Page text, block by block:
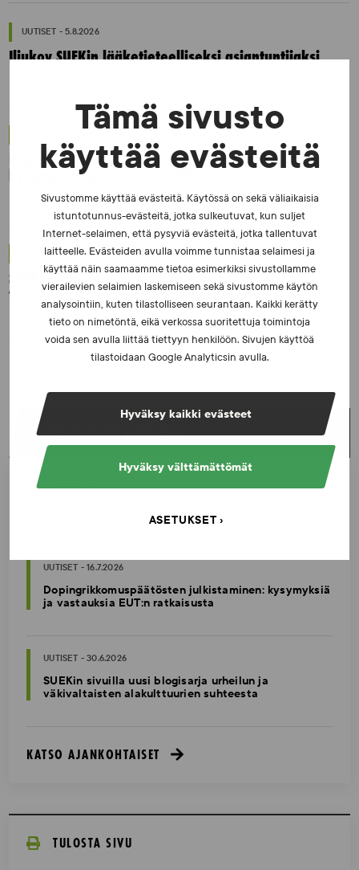
Tämä sivusto
käyttää evästeitä
Sivustomme käyttää evästeitä. Käytössä on sekä väliaikaisia
istuntotunnus-evästeitä, jotka sulkeutuvat, kun suljet
Internet-selaimen, että pysyviä evästeitä, jotka tallentuvat
laitteelle. Evästeiden avulla voimme tunnistaa selaimesi ja
käyttää näin saamaamme tietoa esimerkiksi sivustollamme
vierailevien selaimien laskemiseen sekä sivustomme käytön
analysointiin, kuten tilastolliseen seurantaan. Kaikki kerätty
tieto on nimetöntä, eikä verkossa suoritettuja toimintoja
voida sen avulla liittää tiettyyn henkilöön. Sivujen käyttöä
tilastoidaan Google Analyticsin avulla.
Hyväksy kaikki evästeet
Hyväksy välttämättömät
ASETUKSET
UUTISET - 5.8.2026
Iljukov SUEKin lääketieteelliseksi asiantuntijaksi
Dopingrikkomuspäätösten julkistaminen:
kysymyksiä ja vastauksia EUT:n ratkaisusta
UUTISET - 30.6.2026
SUEKin sivuilla uusi blogisarja urheilun ja
väkivaltaisten alakulttuurien suhteesta
UUSIMMAT UUTISET
UUTISET - 5.8.2026
Iljukov SUEKin lääketieteelliseksi asiantuntijaksi
UUTISET - 16.7.2026
Dopingrikkomuspäätösten julkistaminen: kysymyksiä
ja vastauksia EUT:n ratkaisusta
UUTISET - 30.6.2026
SUEKin sivuilla uusi blogisarja urheilun ja
väkivaltaisten alakulttuurien suhteesta
KATSO AJANKOHTAISET
TULOSTA SIVU